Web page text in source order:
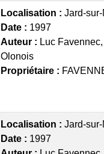
Localisation : Jard-
Date : 1997
Auteur : Luc
Olonois
Propriétaire :
Localisation : Jard-
Date : 1997